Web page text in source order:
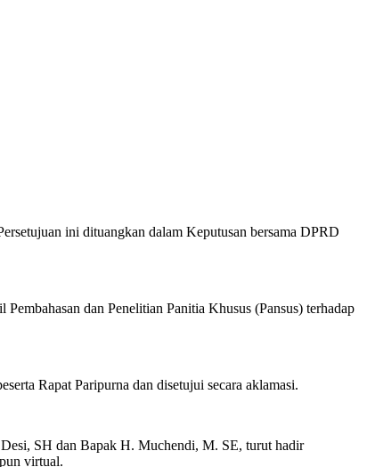
ini dituangkan dalam Keputusan bersama DPRD
dan Penelitian Panitia Khusus (Pansus) terhadap
Rapat Paripurna dan disetujui secara aklamasi.
SH dan Bapak H. Muchendi, M. SE, turut hadir
virtual.